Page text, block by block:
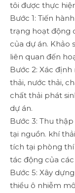
tôi được thực
Bước 1: Tiến
trạng hoạt động
của dự án. Khảo
liên quan đến
Bước 2: Xác
thải, nước thải,
chất thải phát
dự án.
Bước 3: Thu
tại nguồn. khí
tích tại phòng thí
tác động của
Bước 5: Xây
thiểu ô nhiễm